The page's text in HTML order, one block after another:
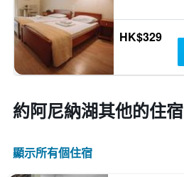
HK$329
約阿尼納湖​其他的住宿
顯示所有​個住宿